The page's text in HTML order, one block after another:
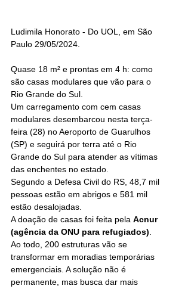
Ludimila Honorato - Do UOL, em São
Paulo 29/05/2024.
Quase 18 m² e prontas em 4 h: como
são casas modulares que vão para o
Rio Grande do Sul.
Um carregamento com cem casas
modulares desembarcou nesta terça-
feira (28) no Aeroporto de Guarulhos
(SP) e seguirá por terra até o Rio
Grande do Sul para atender as vítimas
das enchentes no estado.
Segundo a Defesa Civil do RS, 48,7 mil
pessoas estão em abrigos e 581 mil
estão desalojadas.
A doação de casas foi feita pela Acnur
(agência da ONU para refugiados).
Ao todo, 200 estruturas vão se
transformar em moradias temporárias
emergenciais. A solução não é
permanente, mas busca dar mais